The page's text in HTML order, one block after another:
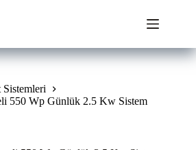
Sistemleri
550 Wp Günlük 2.5 Kw Sistem